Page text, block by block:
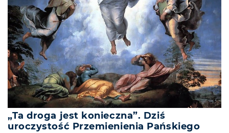
„Ta droga jest konieczna”. Dziś
uroczystość Przemienienia Pańskiego